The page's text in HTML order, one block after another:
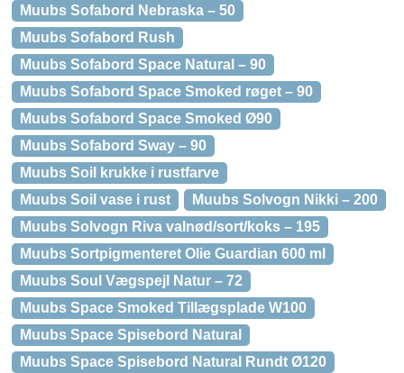
Muubs Sofabord Nebraska – 50
Muubs Sofabord Rush
Muubs Sofabord Space Natural – 90
Muubs Sofabord Space Smoked røget – 90
Muubs Sofabord Space Smoked Ø90
Muubs Sofabord Sway – 90
Muubs Soil krukke i rustfarve
Muubs Soil vase i rust
Muubs Solvogn Nikki – 200
Muubs Solvogn Riva valnød/sort/koks – 195
Muubs Sortpigmenteret Olie Guardian 600 ml
Muubs Soul Vægspejl Natur – 72
Muubs Space Smoked Tillægsplade W100
Muubs Space Spisebord Natural
Muubs Space Spisebord Natural Rundt Ø120